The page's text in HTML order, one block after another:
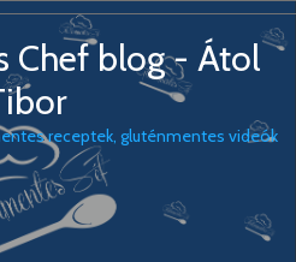
Chef blog - Átol
receptek, gluténmentes videók